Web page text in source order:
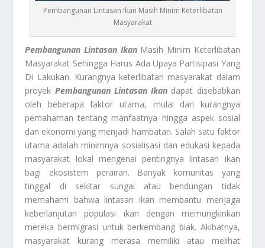
Pembangunan Lintasan Ikan Masih Minim Keterlibatan
Masyarakat
Pembangunan Lintasan IkanMasih Minim Keterlibatan
Masyarakat Sehingga Harus Ada Upaya Partisipasi Yang
Di Lakukan. Kurangnya keterlibatan masyarakat dalam
proyek Pembangunan Lintasan Ikan dapat disebabkan
oleh beberapa faktor utama, mulai dari kurangnya
pemahaman tentang manfaatnya hingga aspek sosial
dan ekonomi yang menjadi hambatan. Salah satu faktor
utama adalah minimnya sosialisasi dan edukasi kepada
masyarakat lokal mengenai pentingnya lintasan ikan
bagi ekosistem perairan. Banyak komunitas yang
tinggal di sekitar sungai atau bendungan tidak
memahami bahwa lintasan ikan membantu menjaga
keberlanjutan populasi ikan dengan memungkinkan
mereka bermigrasi untuk berkembang biak. Akibatnya,
masyarakat kurang merasa memiliki atau melihat